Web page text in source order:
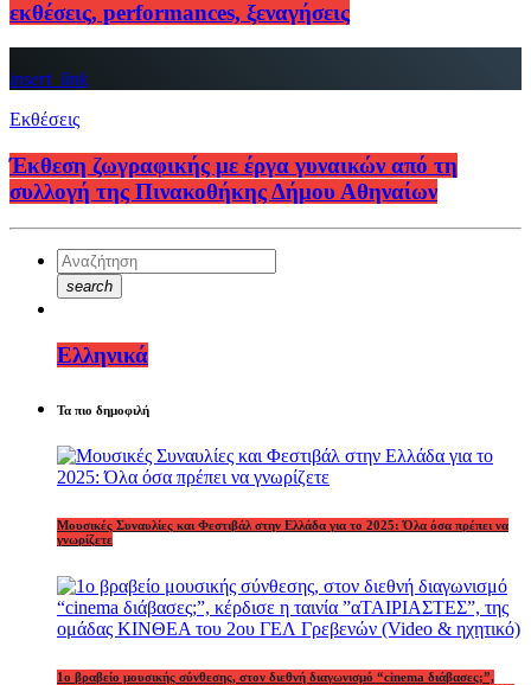
εκθέσεις, performances, ξεναγήσεις
insert_link
Εκθέσεις
Έκθεση ζωγραφικής με έργα γυναικών από τη
συλλογή της Πινακοθήκης Δήμου Αθηναίων
search
Ελληνικά
Τα πιο δημοφιλή
Μουσικές Συναυλίες και Φεστιβάλ στην Ελλάδα για το 2025: Όλα όσα πρέπει να
γνωρίζετε
1o βραβείο μουσικής σύνθεσης, στον διεθνή διαγωνισμό “cinema διάβασες;”,